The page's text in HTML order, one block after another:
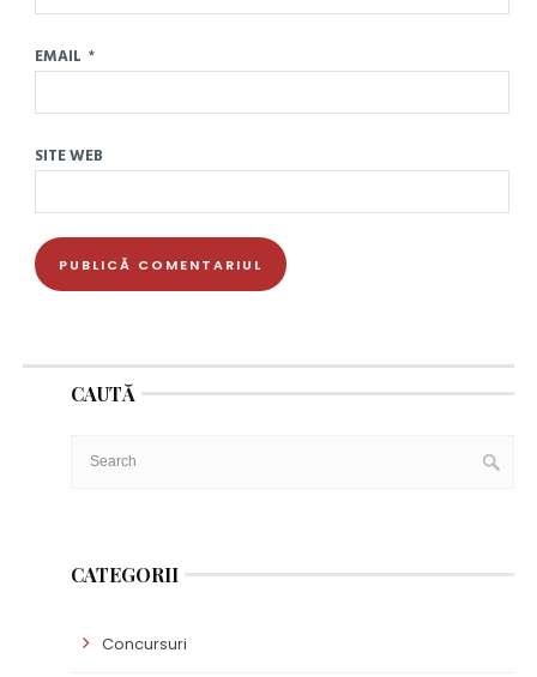
EMAIL *
SITE WEB
CAUTĂ
CATEGORII
Concursuri